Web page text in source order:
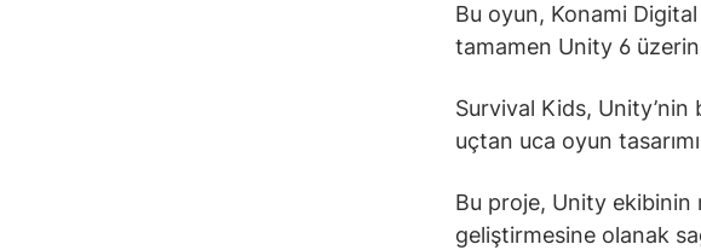
Bu oyun, Konami
tamamen Unity 6
Survival Kids, Unity’nin
uçtan uca oyun
Bu proje, Unity ekibinin
geliştirmesine olanak